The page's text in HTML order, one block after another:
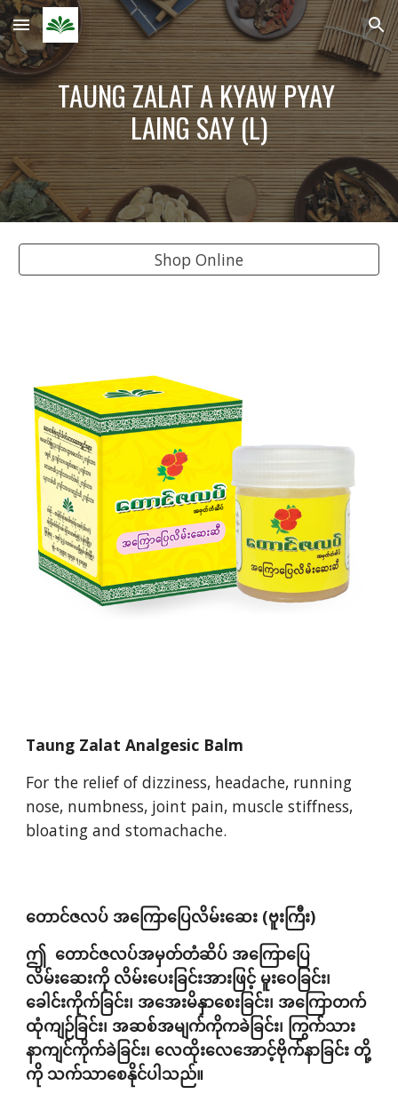
Skip to main content Skip to navigation
TAUNG ZALAT A KYAW PYAY
LAING SAY (L)
Shop Online
Taung Zalat Analgesic Balm
For the relief of dizziness, headache, running
nose, numbness, joint pain, muscle stiffness,
bloating and stomachache.
တောင်ဇလပ် အကြောပြေလိမ်းဆေး (ဗူးကြီး)
ဤ  တောင်ဇလပ်အမှတ်တံဆိပ် အကြောပြေ
လိမ်းဆေးကို လိမ်းပေးခြင်းအားဖြင့် မူးဝေခြင်း၊
ခေါင်းကိုက်ခြင်း၊ အအေးမိနှာစေးခြင်း၊ အကြောတက်
ထုံကျဉ်ခြင်း၊ အဆစ်အမျက်ကိုကခဲခြင်း၊ ကြွက်သား
နာကျင်ကိုက်ခဲခြင်း၊ လေထိုးလေအောင့်ဗိုက်နာခြင်း တို့
ကို သက်သာစေနိုင်ပါသည်။